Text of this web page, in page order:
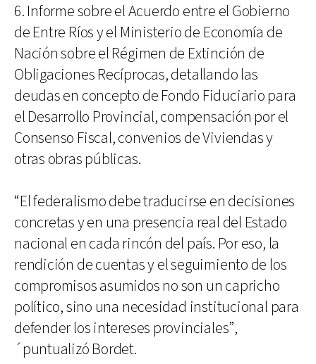
6. Informe sobre el Acuerdo entre el Gobierno
de Entre Ríos y el Ministerio de Economía de
Nación sobre el Régimen de Extinción de
Obligaciones Recíprocas, detallando las
deudas en concepto de Fondo Fiduciario para
el Desarrollo Provincial, compensación por el
Consenso Fiscal, convenios de Viviendas y
otras obras públicas.
“El federalismo debe traducirse en decisiones
concretas y en una presencia real del Estado
nacional en cada rincón del país. Por eso, la
rendición de cuentas y el seguimiento de los
compromisos asumidos no son un capricho
político, sino una necesidad institucional para
defender los intereses provinciales”,
´puntualizó Bordet.